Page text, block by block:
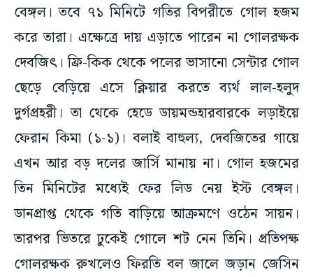
বেঙ্গল। তবে ৭১ মিনিটে গতির বিপরীতে গোল হজম
করে তারা। এক্ষেত্রে দায় এড়াতে পারেন না গোলরক্ষক
দেবজিৎ। ফ্রি-কিক থেকে পলের ভাসানো সেন্টার গোল
ছেড়ে বেড়িয়ে এসে ক্লিয়ার করতে ব্যর্থ লাল-হলুদ
দুর্গপ্রহরী। তা থেকে হেডে ডায়মন্ডহারবারকে লড়াইয়ে
ফেরান কিমা (১-১)। বলাই বাহুল্য, দেবজিতের গায়ে
এখন আর বড় দলের জার্সি মানায় না। গোল হজমের
তিন মিনিটের মধ্যেই ফের লিড নেয় ইস্ট বেঙ্গল।
ডানপ্রাপ্ত থেকে গতি বাড়িয়ে আক্রমণে ওঠেন সায়ন।
তারপর ভিতরে ঢুকেই গোলে শট নেন তিনি। প্রতিপক্ষ
গোলরক্ষক রুখলেও ফিরতি বল জালে জড়ান জেসিন